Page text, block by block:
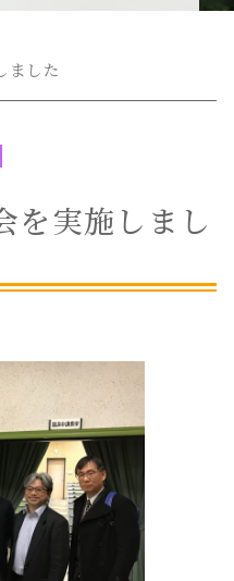
ました
を実施しまし